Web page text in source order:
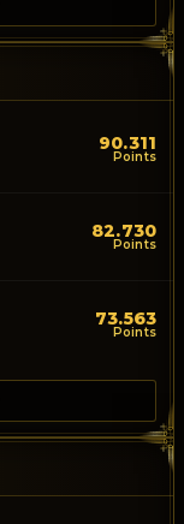
90.311
Points
82.730
Points
73.563
Points